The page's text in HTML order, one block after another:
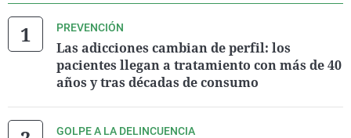
PREVENCIÓN
Las adicciones cambian de perfil: los
pacientes llegan a tratamiento con más de 40
años y tras décadas de consumo
GOLPE A LA DELINCUENCIA